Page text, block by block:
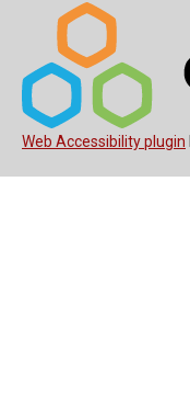
Web Accessibility plugin